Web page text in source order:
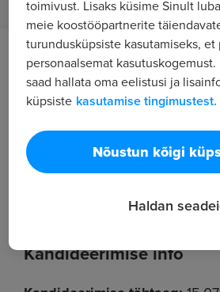
Töö kirjeldus
Pakume hooajalist tööd
Ettevõte pakub
mõnusat füüsilist pingutust.
Kandideerimise info
toimivust. Lisaks küsime Sinult
meie koostööpartnerite
turundusküpsiste kasutamiseks, et
personaalsemat
saad hallata oma eelistusi ja
küpsiste kasutamise tingimustest.
Nõustun kõigi
Haldan